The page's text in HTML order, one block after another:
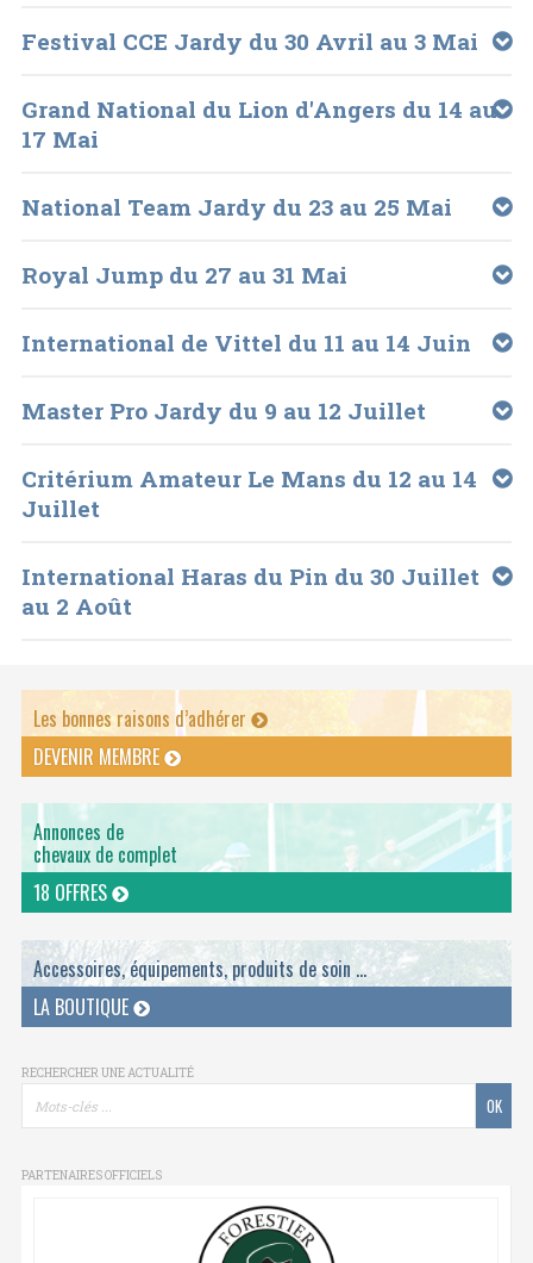
Festival CCE Jardy du 30 Avril au 3 Mai
Grand National du Lion d'Angers du 14 au
17 Mai
National Team Jardy du 23 au 25 Mai
Royal Jump du 27 au 31 Mai
International de Vittel du 11 au 14 Juin
Master Pro Jardy du 9 au 12 Juillet
Critérium Amateur Le Mans du 12 au 14
Juillet
International Haras du Pin du 30 Juillet
au 2 Août
Les bonnes raisons d’adhérer
DEVENIR MEMBRE
Annonces de
chevaux de complet
18 OFFRES
Accessoires, équipements, produits de soin ...
LA BOUTIQUE
RECHERCHER UNE ACTUALITÉ
PARTENAIRES OFFICIELS